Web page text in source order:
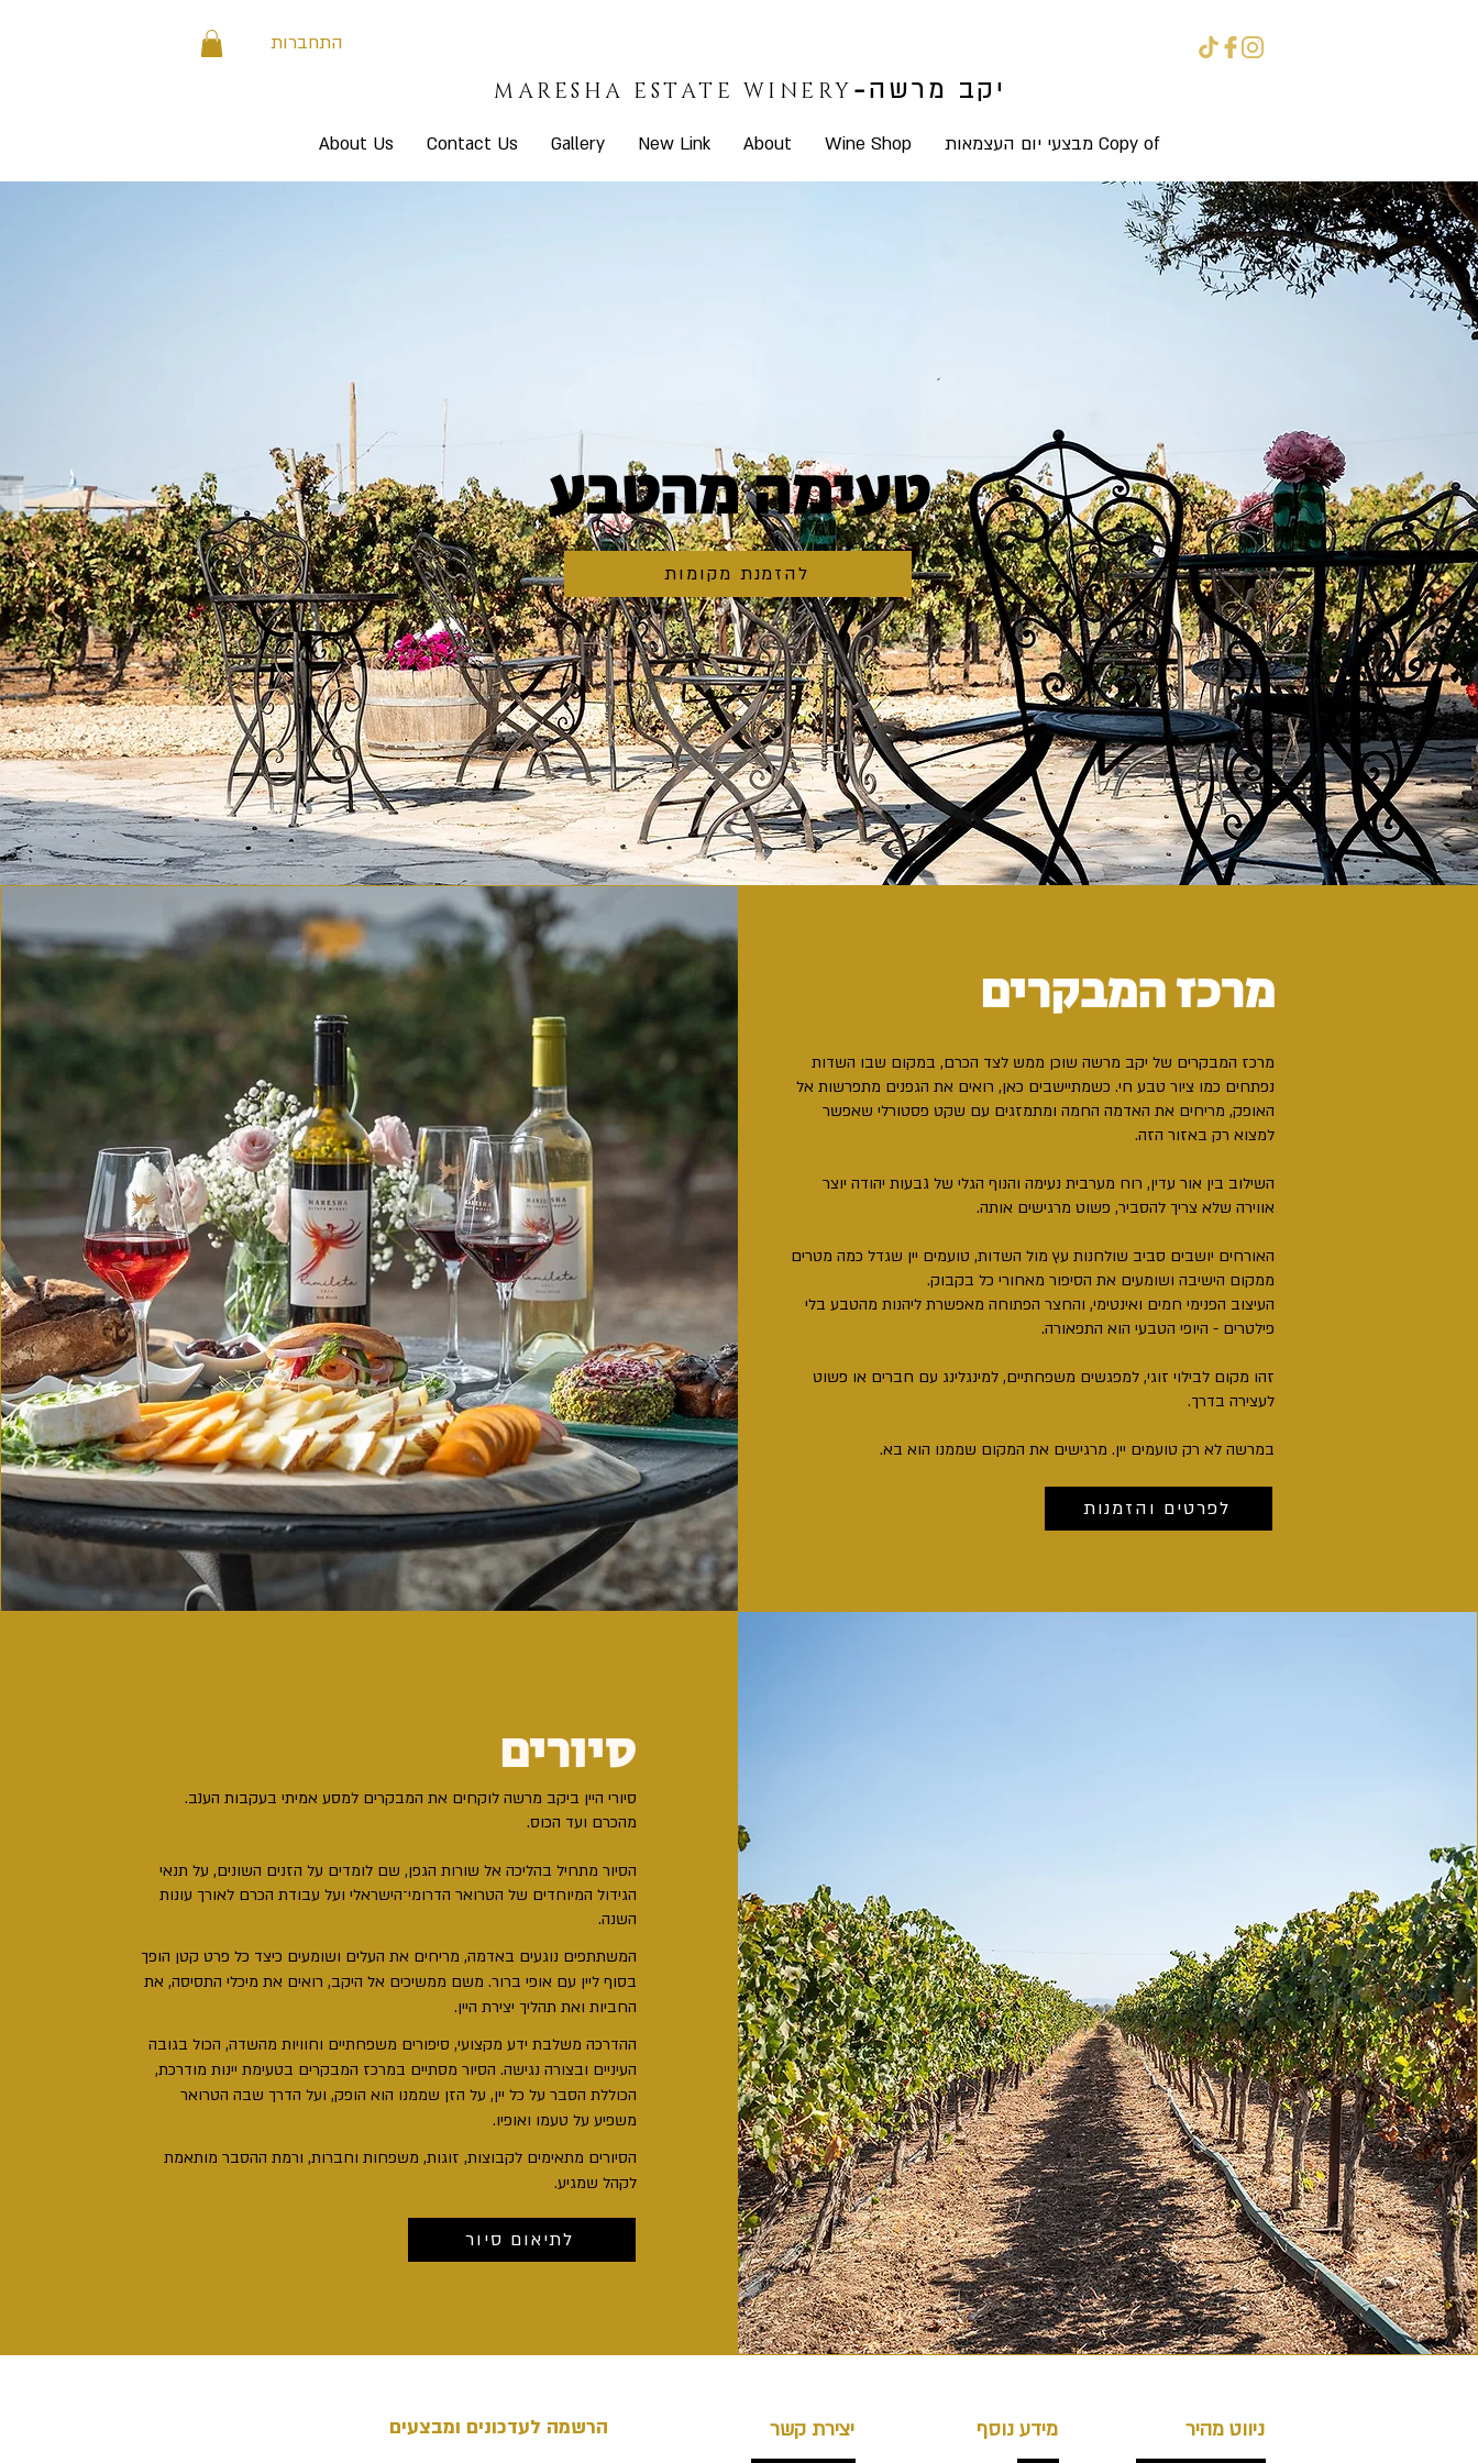
התחברות
יקב מרשה-
MARESHA ESTATE WINERY יקב מרשה-
MARESHA ESTATE WINERY
Copy of מבצעי יום העצמאות Wine Shop
About
New Link
Gallery
Contact Us
About Us
טעימה מהטבע
להזמנת מקומות
מרכז המבקרים
מרכז המבקרים של יקב מרשה שוכן ממש לצד הכרם, במקום שבו השדות
נפתחים כמו ציור טבע חי. כשמתיישבים כאן, רואים את הגפנים מתפרשות אל
האופק, מריחים את האדמה החמה ומתמזגים עם שקט פסטורלי שאפשר
למצוא רק באזור הזה.
השילוב בין אור עדין, רוח מערבית נעימה והנוף הגלי של גבעות יהודה יוצר
אווירה שלא צריך להסביר, פשוט מרגישים אותה.
האורחים יושבים סביב שולחנות עץ מול השדות, טועמים יין שגדל כמה מטרים
ממקום הישיבה ושומעים את הסיפור מאחורי כל בקבוק.
העיצוב הפנימי חמים ואינטימי, והחצר הפתוחה מאפשרת ליהנות מהטבע בלי
פילטרים - היופי הטבעי הוא התפאורה.
זהו מקום לבילוי זוגי, למפגשים משפחתיים, למינגלינג עם חברים או פשוט
לעצירה בדרך.
במרשה לא רק טועמים יין. מרגישים את המקום שממנו הוא בא.
לפרטים והזמנות
סיורים
סיורי היין ביקב מרשה לוקחים את המבקרים למסע אמיתי בעקבות הענב.
מהכרם ועד הכוס.
הסיור מתחיל בהליכה אל שורות הגפן, שם לומדים על הזנים השונים, על תנאי
הגידול המיוחדים של הטרואר הדרומי־הישראלי ועל עבודת הכרם לאורך עונות
השנה.
המשתתפים נוגעים באדמה, מריחים את העלים ושומעים כיצד כל פרט קטן הופך
בסוף ליין עם אופי ברור. משם ממשיכים אל היקב, רואים את מיכלי התסיסה, את
החביות ואת תהליך יצירת היין.
ההדרכה משלבת ידע מקצועי, סיפורים משפחתיים וחוויות מהשדה, הכול בגובה
העיניים ובצורה נגישה. הסיור מסתיים במרכז המבקרים בטעימת יינות מודרכת,
הכוללת הסבר על כל יין, על הזן שממנו הוא הופק, ועל הדרך שבה הטרואר
משפיע על טעמו ואופיו.
הסיורים מתאימים לקבוצות, זוגות, משפחות וחברות, ורמת ההסבר מותאמת
לקהל שמגיע.
לתיאום סיור
יצירת קשר ניווט מהיר מידע נוסף הרשמה לעדכונים ומבצעים